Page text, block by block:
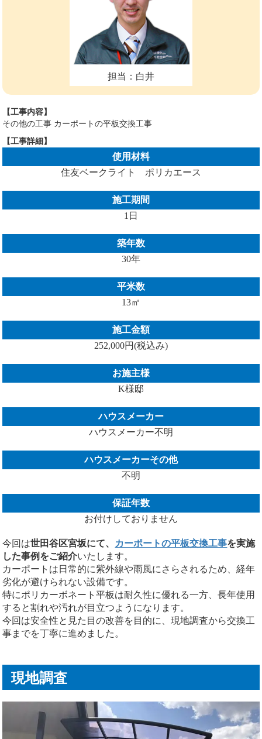
担当：白井
【工事内容】
その他の工事 カーポートの平板交換工事
【工事詳細】
使用材料
住友ベークライト ポリカエース
施工期間
1日
築年数
30年
平米数
13㎡
施工金額
252,000円(税込み)
お施主様
K様邸
ハウスメーカー
ハウスメーカー不明
ハウスメーカーその他
不明
保証年数
お付けしておりません
今回は世田谷区宮坂にて、 カーポートの平板交換工事を実施
した事例をご紹介いたします。
カーポートは日常的に紫外線や雨風にさらされるため、経年
劣化が避けられない設備です。
特にポリカーボネート平板は耐久性に優れる一方、長年使用
すると割れや汚れが目立つようになります。
今回は安全性と見た目の改善を目的に、現地調査から交換工
事までを丁寧に進めました。
現地調査